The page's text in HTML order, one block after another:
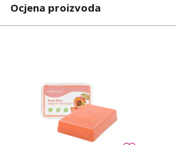
Ocjena proizvoda